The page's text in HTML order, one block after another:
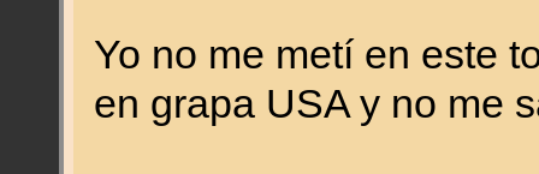
Yo no me metí en este
en grapa USA y no me